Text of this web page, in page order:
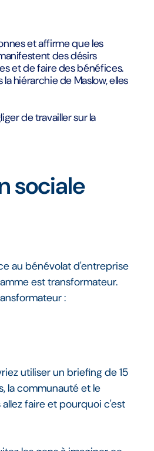
et affirme que les
des désirs
et de faire des bénéfices.
hiérarchie de Maslow, elles
de travailler sur la
sociale
au bénévolat d'entreprise
est transformateur.
:
utiliser un briefing de 15
la communauté et le
faire et pourquoi c'est